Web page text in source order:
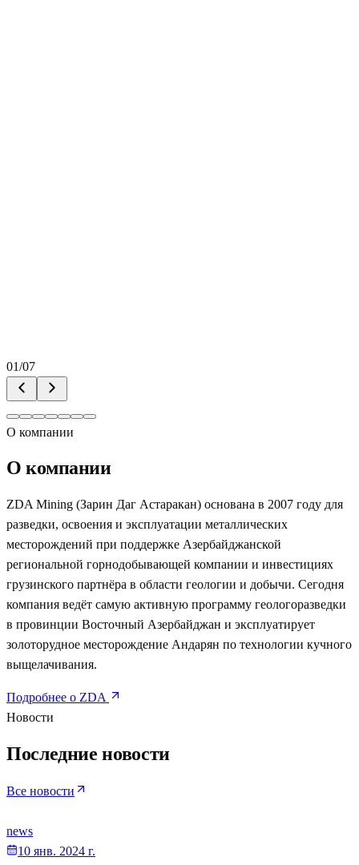
01/07
О компании
О компании
ZDA Mining (Зарин Даг Астаракан) основана в 2007 году для
разведки, освоения и эксплуатации металлических
месторождений при поддержке Азербайджанской
региональной горнодобывающей компании и инвестициях
грузинского партнёра в области геологии и добычи. Сегодня
компания ведёт самую активную программу геологоразведки
в провинции Восточный Азербайджан и эксплуатирует
золоторудное месторождение Андарян по технологии кучного
выщелачивания.
Подробнее о ZDA
Новости
Последние новости
Все новости
news
10 янв. 2024 г.